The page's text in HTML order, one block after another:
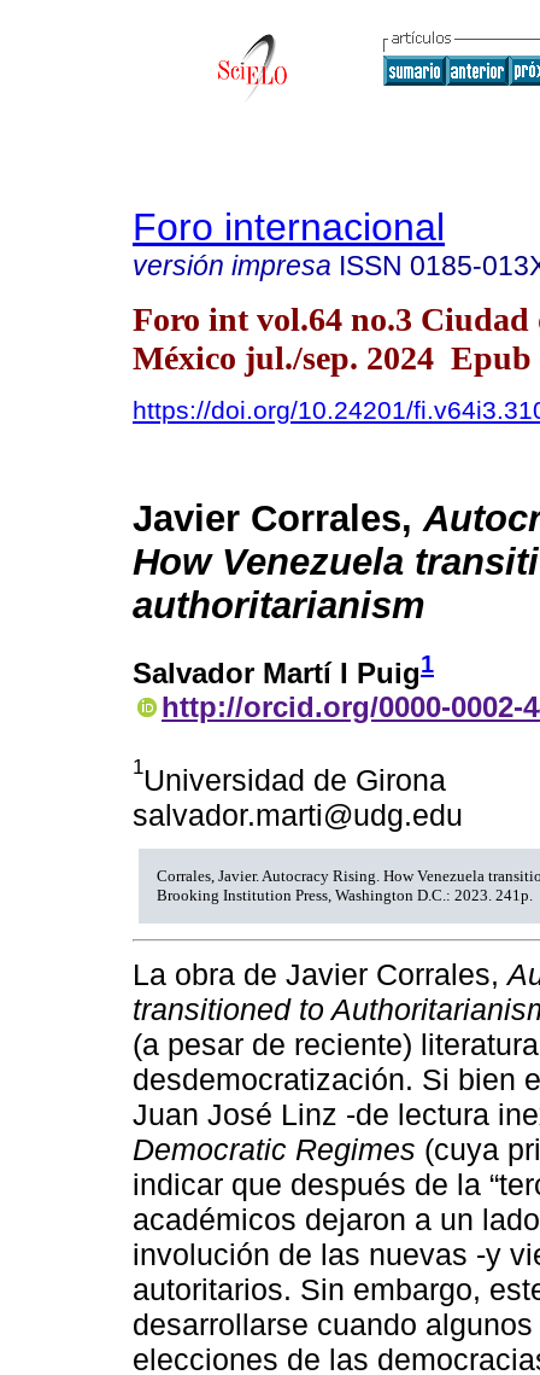
Foro internacional
versión impresa ISSN 0185-
Foro int vol.64 no.3 Ciudad
México jul./sep. 2024 Epub
https://doi.org/10.24201/
Javier Corrales,
How Venezuela
authoritarianism
Salvador Martí I Puig1
http://orcid.org/0000-0002-
1Universidad de Girona
salvador.marti@udg.edu
Corrales, Javier. Autocracy Rising. How Venezuela
Brooking Institution Press, Washington D.C.: 2023. 241p.
La obra de Javier Corrales,
transitioned to
(a pesar de reciente)
desdemocratización. Si bien
Juan José Linz -de lectura
Democratic Regimes (cuya
indicar que después de la
académicos dejaron a un
involución de las nuevas -y
autoritarios. Sin embargo,
desarrollarse cuando
elecciones de las